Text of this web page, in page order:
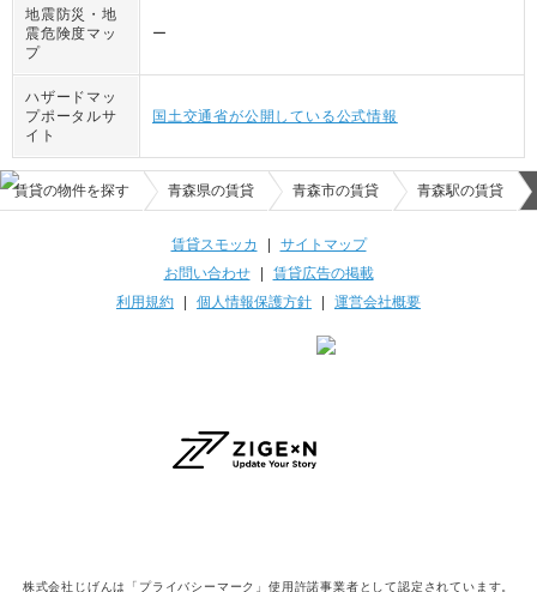
地震防災・地
震危険度マッ
プ
ー
ハザードマッ
プポータルサ
イト
国土交通省が公開している公式情報
賃貸の物件を探す 青森県の賃貸 青森市の賃貸 青森駅の賃貸
賃貸スモッカ | サイトマップ
お問い合わせ| 賃貸広告の掲載
利用規約 | 個人情報保護方針 | 運営会社概要
株式会社じげんは「プライバシーマーク」使用許諾事業者として認定されています。